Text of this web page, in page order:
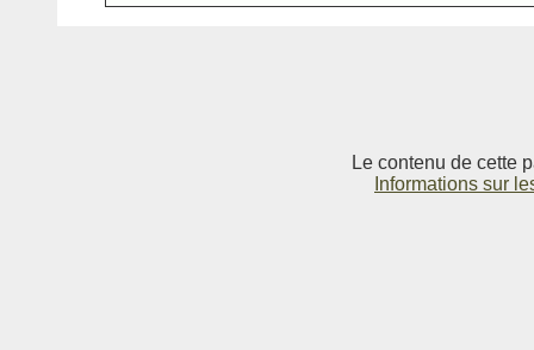
Le contenu de cette
Informations sur